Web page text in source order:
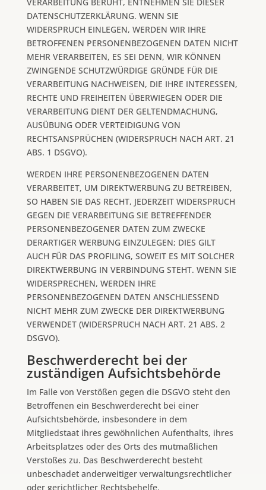
DATENSCHUTZERKLÄRUNG. WENN SIE
WIDERSPRUCH EINLEGEN, WERDEN WIR IHRE
BETROFFENEN PERSONENBEZOGENEN DATEN NICHT
MEHR VERARBEITEN, ES SEI DENN, WIR KÖNNEN
ZWINGENDE SCHUTZWÜRDIGE GRÜNDE FÜR DIE
VERARBEITUNG NACHWEISEN, DIE IHRE INTERESSEN,
RECHTE UND FREIHEITEN ÜBERWIEGEN ODER DIE
VERARBEITUNG DIENT DER GELTENDMACHUNG,
AUSÜBUNG ODER VERTEIDIGUNG VON
RECHTSANSPRÜCHEN (WIDERSPRUCH NACH ART. 21
ABS. 1 DSGVO).
WERDEN IHRE PERSONENBEZOGENEN DATEN
VERARBEITET, UM DIREKTWERBUNG ZU BETREIBEN,
SO HABEN SIE DAS RECHT, JEDERZEIT WIDERSPRUCH
GEGEN DIE VERARBEITUNG SIE BETREFFENDER
PERSONENBEZOGENER DATEN ZUM ZWECKE
DERARTIGER WERBUNG EINZULEGEN; DIES GILT
AUCH FÜR DAS PROFILING, SOWEIT ES MIT SOLCHER
DIREKTWERBUNG IN VERBINDUNG STEHT. WENN SIE
WIDERSPRECHEN, WERDEN IHRE
PERSONENBEZOGENEN DATEN ANSCHLIESSEND
NICHT MEHR ZUM ZWECKE DER DIREKTWERBUNG
VERWENDET (WIDERSPRUCH NACH ART. 21 ABS. 2
DSGVO).
Beschwerde­recht bei der
zuständigen Aufsichts­behörde
Im Falle von Verstößen gegen die DSGVO steht den
Betroffenen ein Beschwerderecht bei einer
Aufsichtsbehörde, insbesondere in dem
Mitgliedstaat ihres gewöhnlichen Aufenthalts, ihres
Arbeitsplatzes oder des Orts des mutmaßlichen
Verstoßes zu. Das Beschwerderecht besteht
unbeschadet anderweitiger verwaltungsrechtlicher
oder gerichtlicher Rechtsbehelfe.